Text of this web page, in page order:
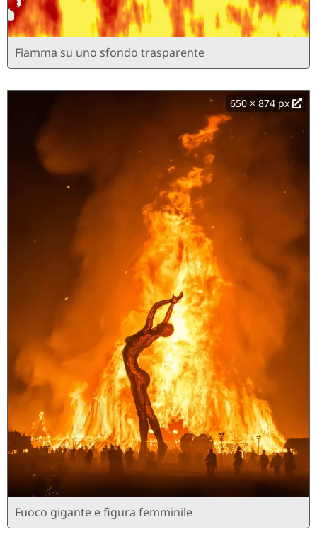
Fiamma su uno sfondo trasparente
650 × 874 px
Fuoco gigante e figura femminile